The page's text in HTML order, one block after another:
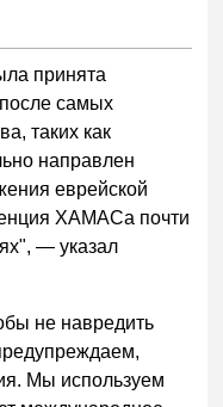
принята
самых
таких как
направлен
еврейской
ХАМАСа почти
— указал
не навредить
Мы используем